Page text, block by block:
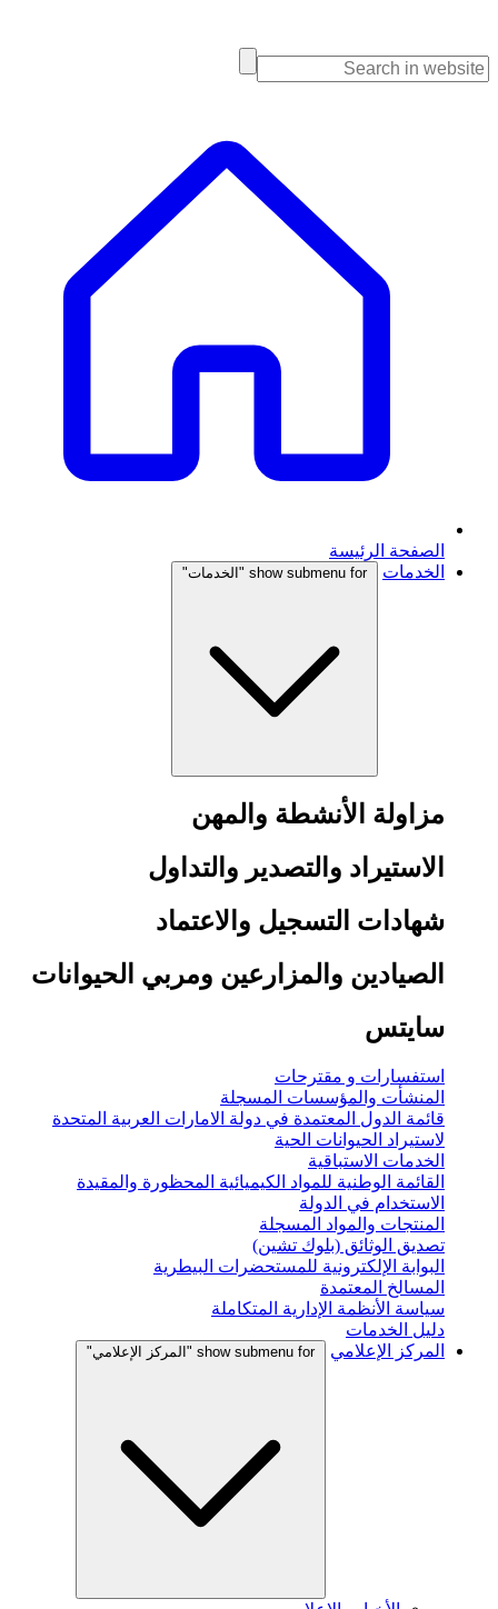
الصفحة الرئيسة
الخدمات
show submenu for "الخدمات"
مزاولة الأنشطة والمهن
الاستيراد والتصدير والتداول
شهادات التسجيل والاعتماد
الصيادين والمزارعين ومربي الحيوانات
سايتس
استفسارات و مقترحات
المنشأت والمؤسسات المسجلة
قائمة الدول المعتمدة في دولة الامارات العربية المتحدة
لاستيراد الحيوانات الحية
الخدمات الاستباقية
القائمة الوطنية للمواد الكيميائية المحظورة والمقيدة
الاستخدام في الدولة
المنتجات والمواد المسجلة
تصديق الوثائق (بلوك تشين)
البوابة الإلكترونية للمستحضرات البيطرية
المسالخ المعتمدة
سياسة الأنظمة الإدارية المتكاملة
دليل الخدمات
المركز الإعلامي
show submenu for "المركز الإعلامي"